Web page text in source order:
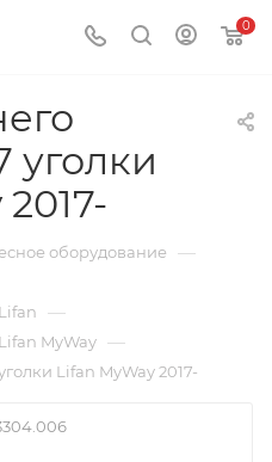
0
уголки
оборудование —
—
MyWay —
Lifan MyWay 2017-